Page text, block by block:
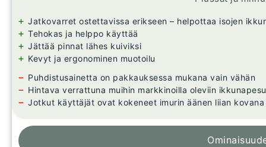
+ Jatkovarret ostettavissa erikseen – helpottaa isojen
+ Tehokas ja helppo käyttää
+ Jättää pinnat lähes kuiviksi
+ Kevyt ja ergonominen muotoilu
− Puhdistusainetta on pakkauksessa mukana vain vähän
− Hintava verrattuna muihin markkinoilla oleviin
− Jotkut käyttäjät ovat kokeneet imurin äänen liian kovana